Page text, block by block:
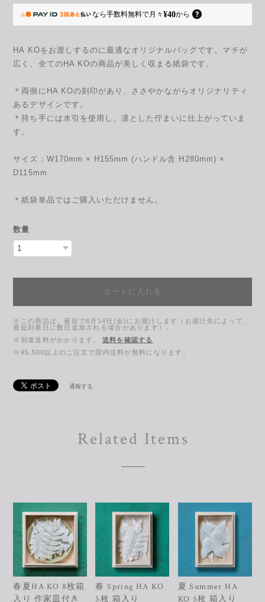
なら手数料無料で月々¥40から
HA KOをお渡しするのに最適なオリジナルバッグです。マチが
広く、全てのHA KOの商品が美しく収まる紙袋です。
＊両側にHA KOの刻印があり、ささやかながらオリジナリティ
あるデザインです。
＊持ち手には水引を使用し、凛とした佇まいに仕上がっていま
す。
サイズ：W170mm × H155mm (ハンドル含 H280mm) ×
D115mm
＊紙袋単品ではご購入いただけません。
数量
カートに入れる
※この商品は、最短で8月14日(金)にお届けします（お届け先によって、
最短到着日に数日追加される場合があります）。
※別途送料がかかります。
送料を確認する
※¥5,500以上のご注文で国内送料が無料になります。
通報する
Related Items
春夏HA KO 8枚箱
入り 作家皿付き
春 Spring HA KO
5枚 箱入り
夏 Summer HA
KO 5枚 箱入り